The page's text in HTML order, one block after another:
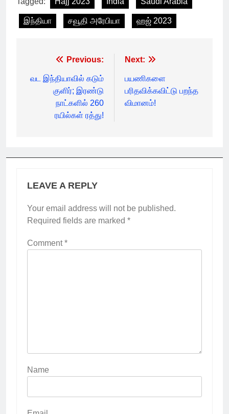
இந்தியா சவூதி அரேபியா ஹஜ் 2023
navigation
Previous:
வட இந்தியாவில் கடும்
குளிர்; இரண்டு
நாட்களில் 260
ரயில்கள் ரத்து!
Next:
பயணிகளை
பரிதவிக்கவிட்டு பறந்த
விமானம்!
LEAVE A REPLY
Your email address will not be published.
Required fields are marked *
Comment*
Name